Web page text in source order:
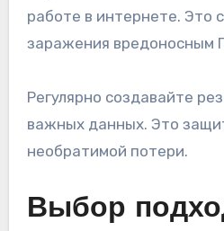
работе в интернете. Это
заражения вредоносным
Регулярно создавайте
важных данных. Это
необратимой потери.
Выбор